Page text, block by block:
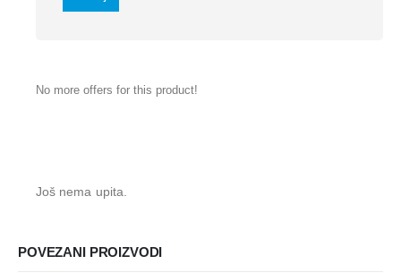
No more offers for this product!
Još nema upita.
POVEZANI PROIZVODI